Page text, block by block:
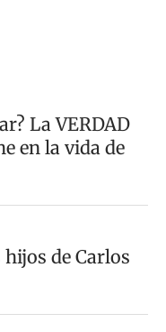
La VERDAD
en la vida de
hijos de Carlos